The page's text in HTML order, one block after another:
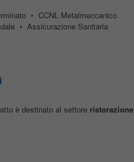
• CCNL Metalmeccanico
• Assicurazione Sanitaria
è destinato al settore ristorazione